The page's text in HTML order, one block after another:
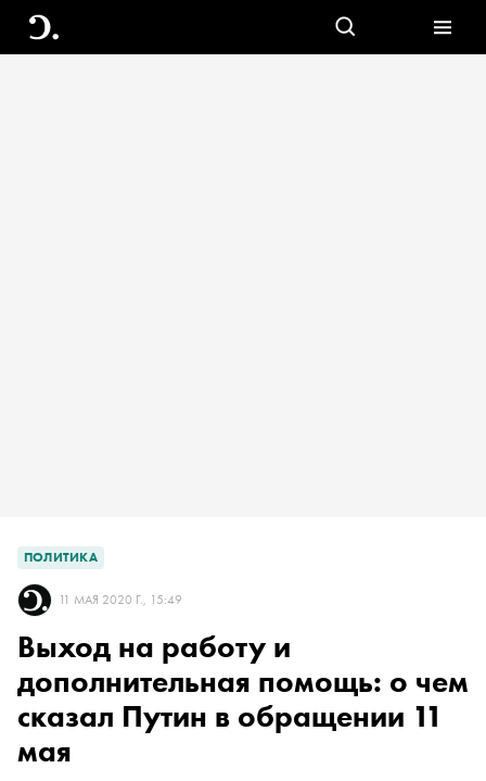
ПОЛИТИКА
11 МАЯ 2020 Г., 15:49
Выход на работу и
дополнительная помощь: о чем
сказал Путин в обращении 11
мая